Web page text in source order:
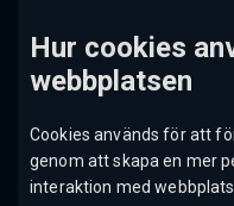
Hur cookies
webbplatsen
Cookies används för att
genom att skapa en mer
interaktion med